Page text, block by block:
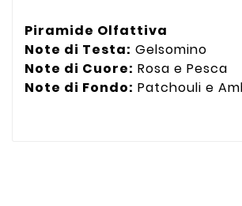
Piramide Olfattiva
Note di Testa: Gelsomino
Note di Cuore: Rosa e Pesca
Note di Fondo: Patchouli e